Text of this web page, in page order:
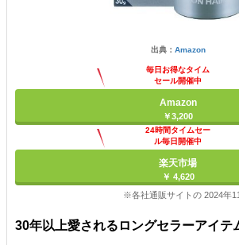
出典： Amazon
毎日お得なタイム
セール開催中
Amazon
￥3,200
24時間タイムセー
ル毎日開催中
楽天市場
￥ 4,620
※各社通販サイトの 2024年
30年以上愛されるロングセラーアイテ